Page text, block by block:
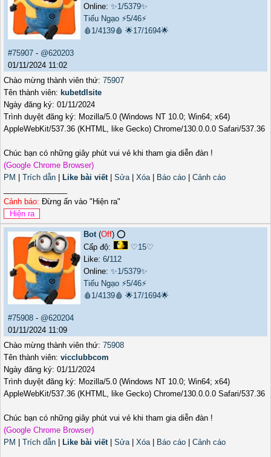
Online: ✨1/5379✨
Tiếu Ngạo ⚡5/46⚡
🩸1/4139🩸 🌟17/1694🌟
#75907 - @620203
01/11/2024 11:02
Chào mừng thành viên thứ: 75907
Tên thành viên: kubetdlsite
Ngày đăng ký: 01/11/2024
Trình duyệt đăng ký: Mozilla/5.0 (Windows NT 10.0; Win64; x64)
AppleWebKit/537.36 (KHTML, like Gecko) Chrome/130.0.0.0 Safari/537.36
Chúc bạn có những giây phút vui vẻ khi tham gia diễn đàn !
(Google Chrome Browser)
PM
Trích dẫn Like bài viết| Sửa| Xóa| Báo cáo
Cảnh cáo
Cảnh báo: Đừng ấn vào "Hiện ra"
Bot(Off) ⭕️
Cấp độ:
♡15♡
Like: 6/112
Online: ✨1/5379✨
Tiếu Ngạo ⚡5/46⚡
🩸1/4139🩸 🌟17/1694🌟
#75908 - @620204
01/11/2024 11:09
Chào mừng thành viên thứ: 75908
Tên thành viên: vicclubbcom
Ngày đăng ký: 01/11/2024
Trình duyệt đăng ký: Mozilla/5.0 (Windows NT 10.0; Win64; x64)
AppleWebKit/537.36 (KHTML, like Gecko) Chrome/130.0.0.0 Safari/537.36
Chúc bạn có những giây phút vui vẻ khi tham gia diễn đàn !
(Google Chrome Browser)
PM
Trích dẫn Like bài viết| Sửa| Xóa| Báo cáo
Cảnh cáo